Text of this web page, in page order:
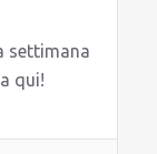
settimana
qui!